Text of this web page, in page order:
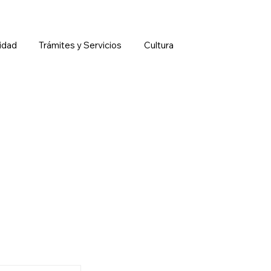
Trámites y Servicios Cultura